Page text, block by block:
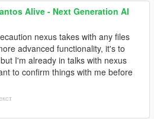
Alive - Next Generation AI
nexus takes with any files
advanced functionality, it's to
I'm already in talks with nexus
to confirm things with me before